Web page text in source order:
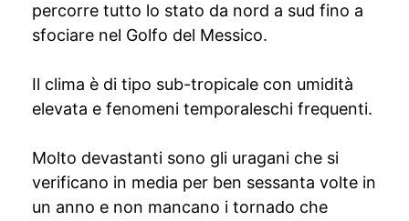
percorre tutto lo stato da nord a sud fino a
sfociare nel Golfo del Messico.
Il clima è di tipo sub-tropicale con umidità
elevata e fenomeni temporaleschi frequenti.
Molto devastanti sono gli uragani che si
verificano in media per ben sessanta volte in
un anno e non mancano i tornado che